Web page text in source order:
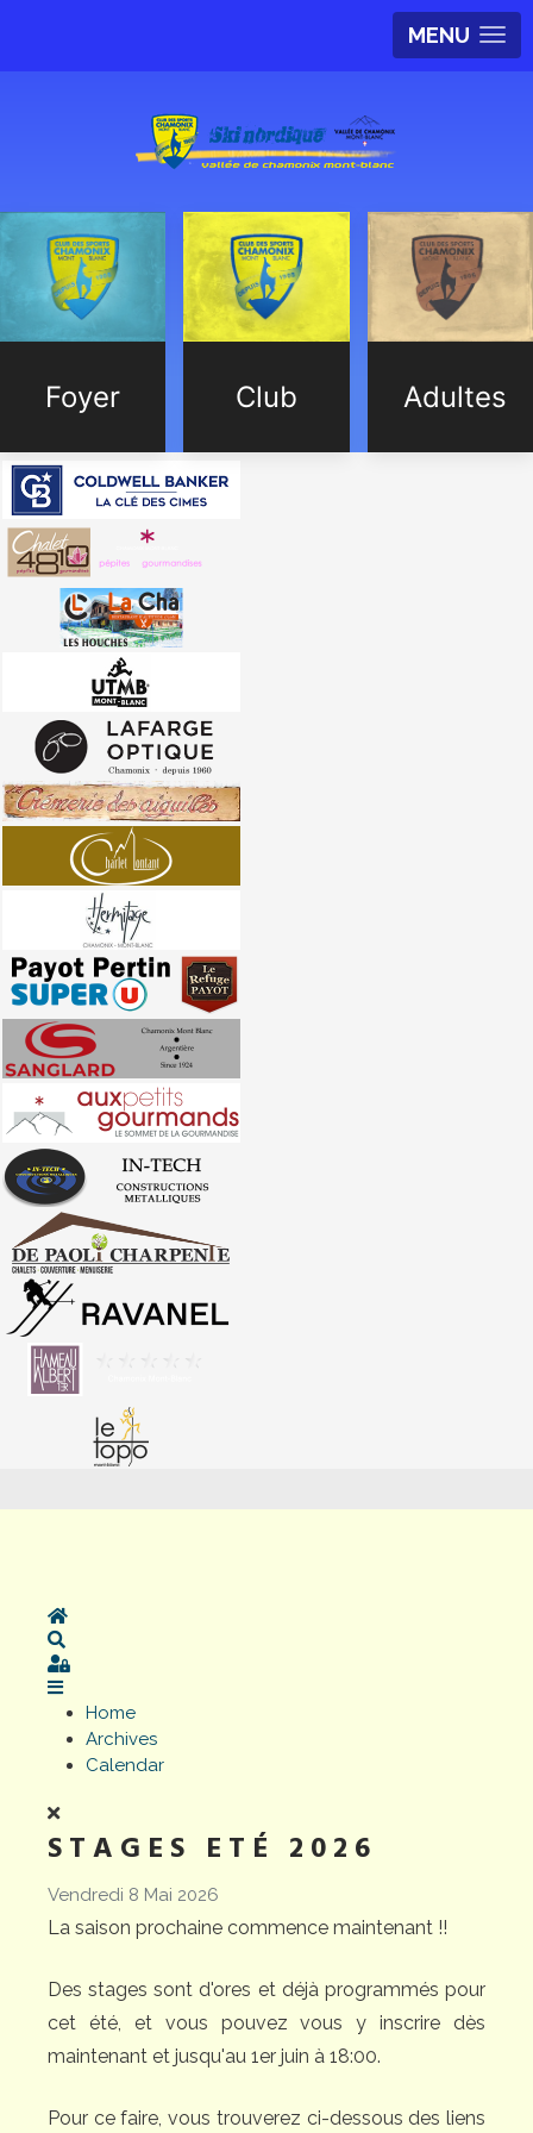
MENU
Foyer Club Adultes
Home
Sign In
Home
Archives
Calendar
STAGES ETÉ 2026
Vendredi 8 Mai 2026
La saison prochaine commence maintenant !!
Des stages sont d'ores et déjà programmés pour
cet été, et vous pouvez vous y inscrire dès
maintenant et jusqu'au 1er juin à 18:00.
Pour ce faire, vous trouverez ci-dessous des liens